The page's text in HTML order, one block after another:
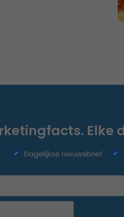
Elke
Dagelijkse nieuwsbrief